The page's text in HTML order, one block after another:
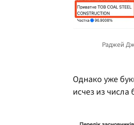
Однако уже
исчез из